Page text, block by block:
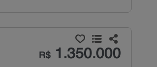
R$1.350.000